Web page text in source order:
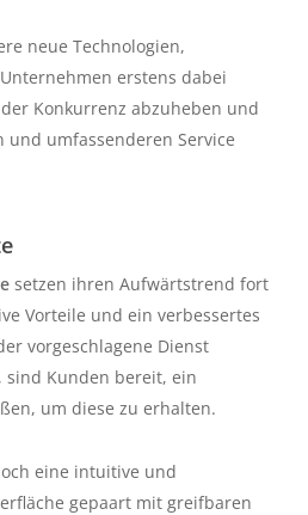
neue Technologien,
erstens dabei
Konkurrenz abzuheben und
und umfassenderen Service
setzen ihren Aufwärtstrend fort
Vorteile und ein verbessertes
vorgeschlagene Dienst
Kunden bereit, ein
um diese zu erhalten.
eine intuitive und
gepaart mit greifbaren